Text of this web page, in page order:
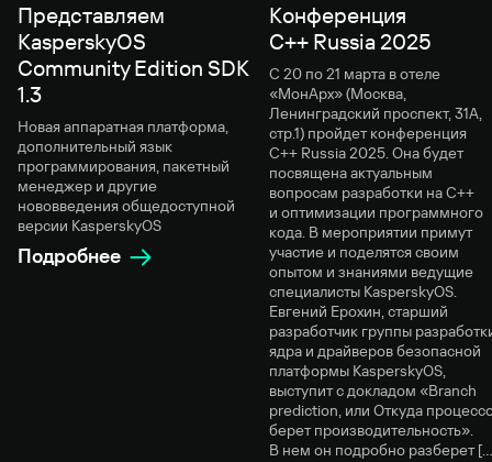
Представляем
KasperskyOS
Community Edition SDK
1.3
Новая аппаратная платформа,
дополнительный язык
программирования, пакетный
менеджер и другие
нововведения общедоступной
версии KasperskyOS
Подробнее
Конференция
C++ Russia 2025
С 20 по 21 марта в отеле
«МонАрх» (Москва,
Ленинградский проспект, 31А,
стр.1) пройдет конференция
C++ Russia 2025. Она будет
посвящена актуальным
вопросам разработки на C++
и оптимизации программного
кода. В мероприятии примут
участие и поделятся своим
опытом и знаниями ведущие
специалисты KasperskyOS.
Евгений Ерохин, старший
разработчик группы
ядра и драйверов безопасной
платформы KasperskyOS,
выступит с докладом «Branch
prediction, или Откуда
берет производительность».
В нем он подробно разберет